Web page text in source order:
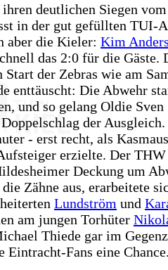
deutlichen Siegen vom
in der gut gefüllten TUI-
aber die Kieler: Kim
das 2:0 für die Gäste.
der Zebras wie am
enttäuscht: Die Abwehr
und so gelang Oldie Sven
der
- erst recht, als
erzielte. Der
Deckung um
Zähne aus, erarbeitete
Lundström und
am jungen Torhüter
Thiede gar im
Fans eine